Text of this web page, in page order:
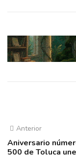
Anterior
Aniversario
500 de Toluca